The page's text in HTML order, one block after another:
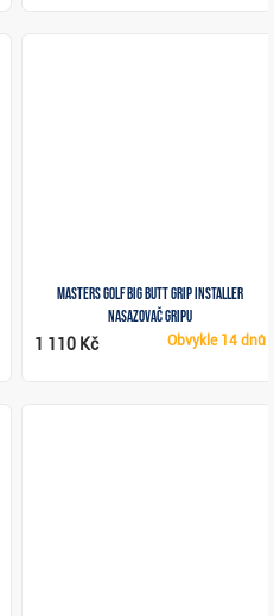
Masters Golf Big Butt Grip Installer
nasazovač gripu
Obvykle 14 dnů
1 110 Kč